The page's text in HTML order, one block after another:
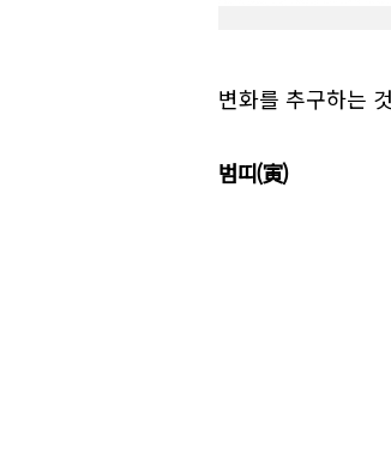
변화를 추구하는
범띠(寅)